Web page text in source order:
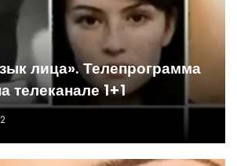
лица». Телепрограмма
телеканале 1+1